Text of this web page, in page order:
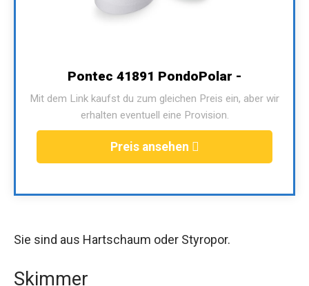
Pontec 41891 PondoPolar -
Mit dem Link kaufst du zum gleichen Preis ein, aber wir
erhalten eventuell eine Provision.
Preis ansehen
Sie sind aus Hartschaum oder Styropor.
Skimmer